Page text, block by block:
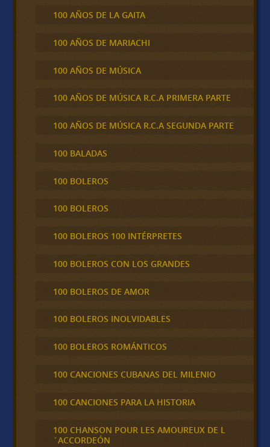
100 AÑOS DE LA GAITA
100 AÑOS DE MARIACHI
100 AÑOS DE MÚSICA
100 AÑOS DE MÚSICA R.C.A PRIMERA PARTE
100 AÑOS DE MÚSICA R.C.A SEGUNDA PARTE
100 BALADAS
100 BOLEROS
100 BOLEROS
100 BOLEROS 100 INTÉRPRETES
100 BOLEROS CON LOS GRANDES
100 BOLEROS DE AMOR
100 BOLEROS INOLVIDABLES
100 BOLEROS ROMÁNTICOS
100 CANCIONES CUBANAS DEL MILENIO
100 CANCIONES PARA LA HISTORIA
100 CHANSON POUR LES AMOUREUX DE L
´ACCORDEÓN